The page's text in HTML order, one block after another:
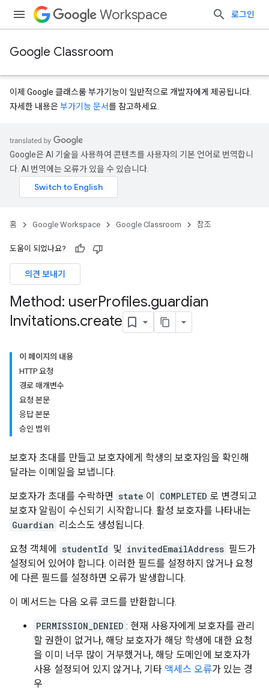
Workspace 로그인
Google Classroom
이제 Google 클래스룸 부가기능이 일반적으로 개발자에게 제공됩니다.
자세한 내용은부가기능 문서를 참고하세요.
Google은 AI 기술을 사용하여 콘텐츠를 사용자의 기본 언어로 번역합니
다. AI 번역에는 오류가 있을 수 있습니다.
홈 Google Workspace Google Classroom 참조
도움이 되었나요?
의견 보내기
Method: userProfiles.guardian
Invitations.create
이 페이지의 내용
HTTP 요청
경로 매개변수
요청 본문
응답 본문
승인 범위
보호자 초대를 만들고 보호자에게 학생의 보호자임을 확인해
달라는 이메일을 보냅니다.
보호자가 초대를 수락하면 state 이 COMPLETED 로 변경되고
보호자 알림이 수신되기 시작합니다. 활성 보호자를 나타내는
Guardian 리소스도 생성됩니다.
요청 객체에 studentId 및 invitedEmailAddress 필드가
설정되어 있어야 합니다. 이러한 필드를 설정하지 않거나 요청
에 다른 필드를 설정하면 오류가 발생합니다.
이 메서드는 다음 오류 코드를 반환합니다.
PERMISSION_DENIED : 현재 사용자에게 보호자를 관리
할 권한이 없거나, 해당 보호자가 해당 학생에 대한 요청
을 이미 너무 많이 거부했거나, 해당 도메인에 보호자가
사용 설정되어 있지 않거나, 기타 액세스 오류가 있는 경
우